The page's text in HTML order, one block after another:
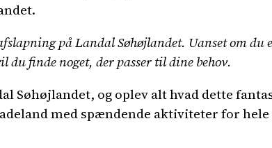
på Landal Søhøjlandet. Uanset om
finde noget, der passer til dine behov.
Søhøjlandet, og oplev alt hvad dette
med spændende aktiviteter for